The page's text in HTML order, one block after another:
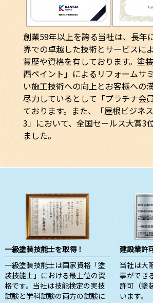
創業59年以上を誇る当社は、長年
界での卓越した技術とサービスに
賞歴や資格を有しております。塗
西ペイント」によるリフォームサ
い施工技術への向上とお客様への
尽力しているとして「プラチナ会
ております。また、「屋根ビジネ
3」において、全国セールス大賞3
ました。
一級塗装技能士を取得！
一級塗装技能士は国家資格「塗
装技能士」における最上位の資
格です。当社は技能検定の実技
試験と学科試験の両方の試験に
建設業許
当社は大
事ができ
許可（塗
います。